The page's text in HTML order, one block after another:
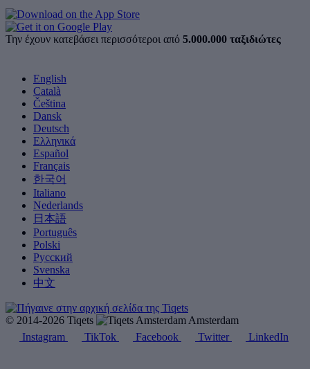
Την έχουν κατεβάσει περισσότεροι από 5.000.000 ταξιδιώτες
English
Català
Čeština
Dansk
Deutsch
Ελληνικά
Español
Français
한국어
Italiano
Nederlands
日本語
Português
Polski
Русский
Svenska
中文
© 2014-2026 Tiqets
Amsterdam
Instagram
TikTok Facebook Twitter LinkedIn